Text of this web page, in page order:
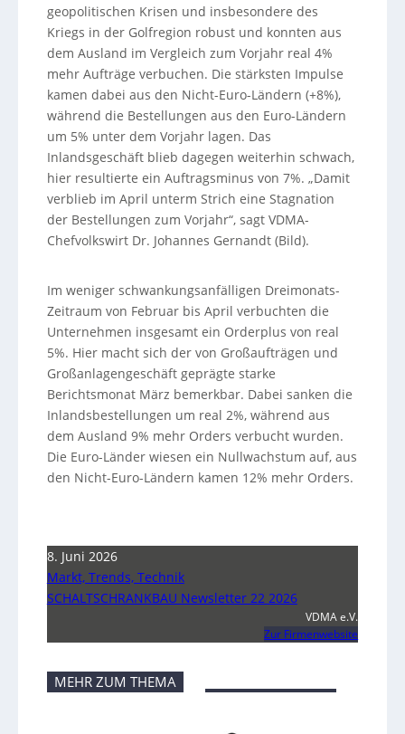
geopolitischen Krisen und insbesondere des
Kriegs in der Golfregion robust und konnten aus
dem Ausland im Vergleich zum Vorjahr real 4%
mehr Aufträge verbuchen. Die stärksten Impulse
kamen dabei aus den Nicht-Euro-Ländern (+8%),
während die Bestellungen aus den Euro-Ländern
um 5% unter dem Vorjahr lagen. Das
Inlandsgeschäft blieb dagegen weiterhin schwach,
hier resultierte ein Auftragsminus von 7%. „Damit
verblieb im April unterm Strich eine Stagnation
der Bestellungen zum Vorjahr“, sagt VDMA-
Chefvolkswirt Dr. Johannes Gernandt (Bild).
Im weniger schwankungsanfälligen Dreimonats-
Zeitraum von Februar bis April verbuchten die
Unternehmen insgesamt ein Orderplus von real
5%. Hier macht sich der von Großaufträgen und
Großanlagengeschäft geprägte starke
Berichtsmonat März bemerkbar. Dabei sanken die
Inlandsbestellungen um real 2%, während aus
dem Ausland 9% mehr Orders verbucht wurden.
Die Euro-Länder wiesen ein Nullwachstum auf, aus
den Nicht-Euro-Ländern kamen 12% mehr Orders.
8. Juni 2026
Markt, Trends, Technik
SCHALTSCHRANKBAU Newsletter 22 2026
VDMA e.V.
Zur Firmenwebsite
MEHR ZUM THEMA